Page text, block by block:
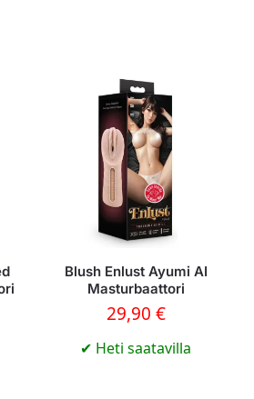
Blush Enlust Ayumi AI
Masturbaattori
29,90 €
✔ Heti saatavilla